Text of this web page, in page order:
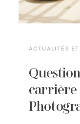
ACTUALITÉS
carrière